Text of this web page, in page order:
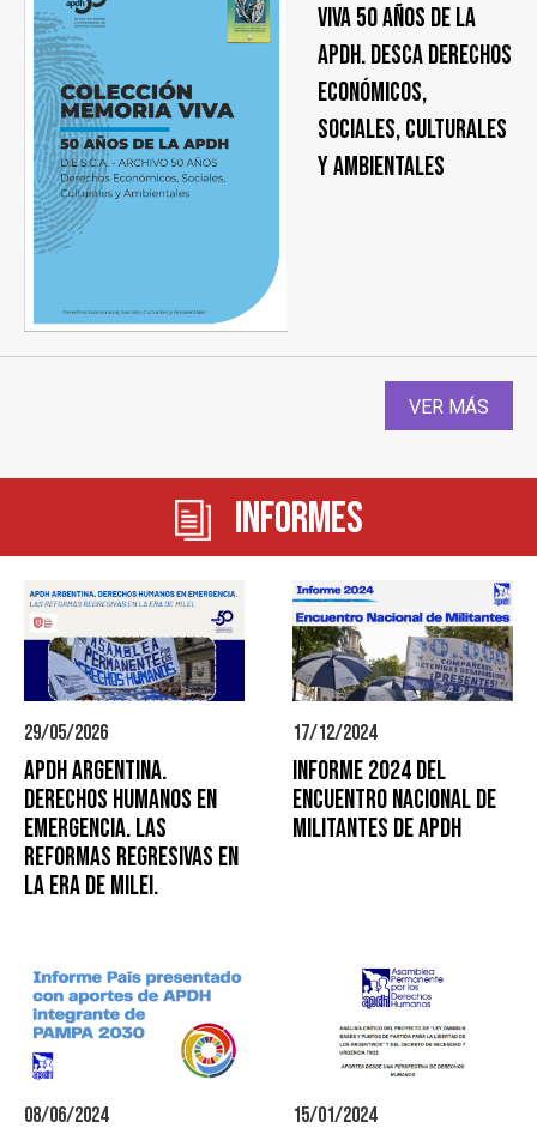
VIVA 50 AÑOS DE LA
APDH. DESCA Derechos
Económicos,
Sociales, Culturales
y Ambientales
VER MÁS
Informes
29/05/2026
APDH ARGENTINA.
DERECHOS HUMANOS EN
EMERGENCIA. LAS
REFORMAS REGRESIVAS EN
LA ERA DE MILEI.
17/12/2024
Informe 2024 del
Encuentro Nacional de
Militantes de APDH
08/06/2024 15/01/2024